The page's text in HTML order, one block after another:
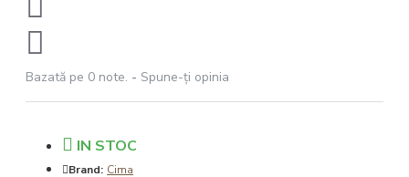
Bazată pe 0 note. - Spune-ţi opinia
IN STOC
Brand: Cima